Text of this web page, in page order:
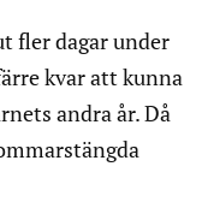
fler dagar under
kvar att kunna
andra år. Då